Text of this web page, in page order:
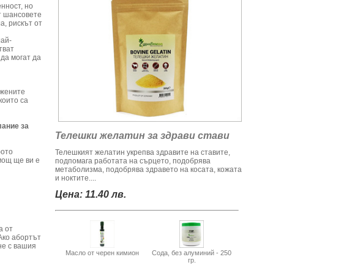
но
шансовете
рискът от
могат да
са
за
ще ви е
от
абортът
с вашия
Телешки желатин за здрави стави
Телешкият желатин укрепва здравите на ставите,
подпомага работата на сърцето, подобрява
метаболизма, подобрява здравето на косата, кожата
и ноктите....
Цена: 11.40 лв.
Масло от черен кимион
Сода, без алуминий - 250
гр.